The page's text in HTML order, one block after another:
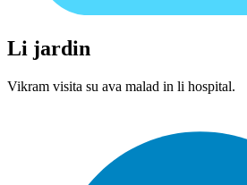
Li jardin
Vikram visita su ava malad in li hospital.